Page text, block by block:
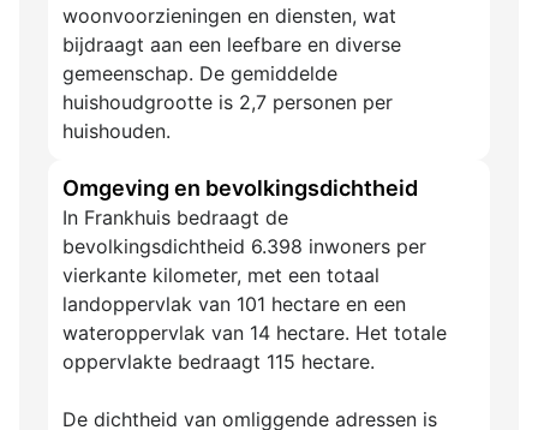
woonvoorzieningen en diensten, wat
bijdraagt aan een leefbare en diverse
gemeenschap. De gemiddelde
huishoudgrootte is 2,7 personen per
huishouden.
Omgeving en bevolkingsdichtheid
In Frankhuis bedraagt de
bevolkingsdichtheid 6.398 inwoners per
vierkante kilometer, met een totaal
landoppervlak van 101 hectare en een
wateroppervlak van 14 hectare. Het totale
oppervlakte bedraagt 115 hectare.
De dichtheid van omliggende adressen is